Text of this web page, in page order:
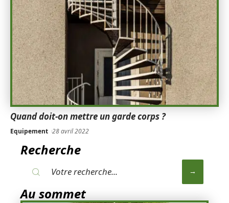
Quand doit-on mettre un garde corps ?
Equipement 28 avril 2022
Recherche
Au sommet